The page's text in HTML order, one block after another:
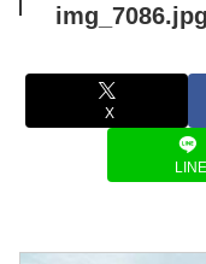
img_7086.jpg
X
LINE